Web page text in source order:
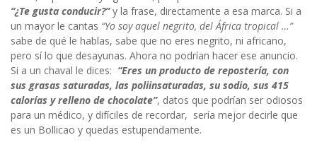
“¿Te gusta conducir?”y la frase, directamente a esa marca. Si a
un mayor le cantas “Yo soy aquel negrito, del África tropical …”
sabe de qué le hablas, sabe que no eres negrito, ni africano,
pero sí lo que desayunas. Ahora no podrían hacer ese anuncio.
Si a un chaval le dices: “Eres un producto de repostería, con
sus grasas saturadas, las poliinsaturadas, su sodio, sus 415
calorías y relleno de chocolate”, datos que podrían ser odiosos
para un médico, y difíciles de recordar, sería mejor decirle que
es un Bollicao y quedas estupendamente.